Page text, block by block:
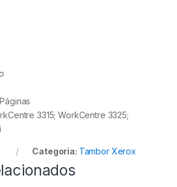
3315; WorkCentre 3325;
Categoria: Tambor Xerox